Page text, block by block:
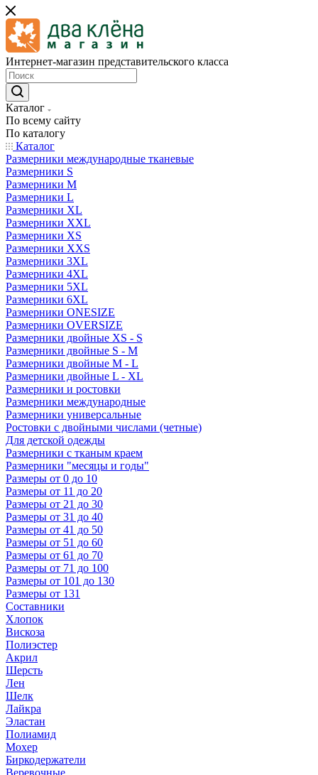
Интернет-магазин представительского класса
Каталог
По всему сайту
По каталогу
Каталог
Размерники международные тканевые
Размерники S
Размерники M
Размерники L
Размерники XL
Размерники XXL
Размерники XS
Размерники XXS
Размерники 3XL
Размерники 4XL
Размерники 5XL
Размерники 6XL
Размерники ONESIZE
Размерники OVERSIZE
Размерники двойные XS - S
Размерники двойные S - M
Размерники двойные M - L
Размерники двойные L - XL
Размерники и ростовки
Размерники международные
Размерники универсальные
Ростовки с двойными числами (четные)
Для детской одежды
Размерники с тканым краем
Размерники "месяцы и годы"
Размеры от 0 до 10
Размеры от 11 до 20
Размеры от 21 до 30
Размеры от 31 до 40
Размеры от 41 до 50
Размеры от 51 до 60
Размеры от 61 до 70
Размеры от 71 до 100
Размеры от 101 до 130
Размеры от 131
Составники
Хлопок
Вискоза
Полиэстер
Акрил
Шерсть
Лен
Шелк
Лайкра
Эластан
Полиамид
Мохер
Биркодержатели
Веревочные